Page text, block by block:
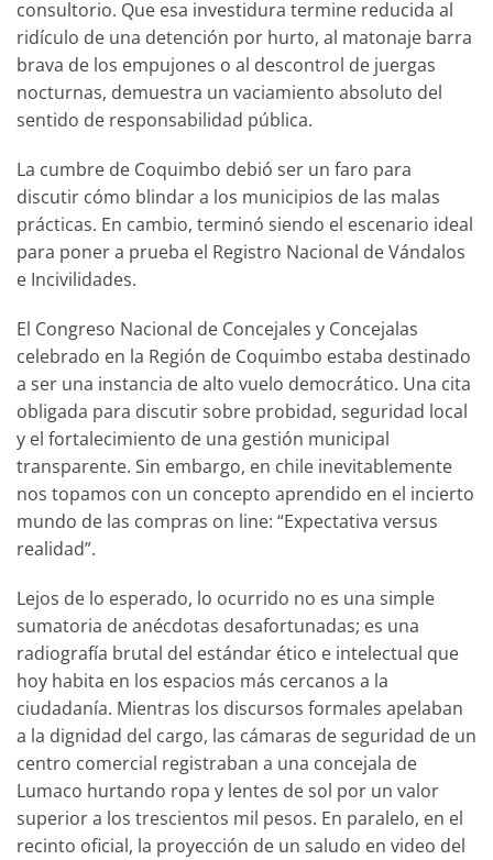
consultorio. Que esa investidura termine reducida al
ridículo de una detención por hurto, al matonaje barra
brava de los empujones o al descontrol de juergas
nocturnas, demuestra un vaciamiento absoluto del
sentido de responsabilidad pública.
La cumbre de Coquimbo debió ser un faro para
discutir cómo blindar a los municipios de las malas
prácticas. En cambio, terminó siendo el escenario ideal
para poner a prueba el Registro Nacional de Vándalos
e Incivilidades.
El Congreso Nacional de Concejales y Concejalas
celebrado en la Región de Coquimbo estaba destinado
a ser una instancia de alto vuelo democrático. Una cita
obligada para discutir sobre probidad, seguridad local
y el fortalecimiento de una gestión municipal
transparente. Sin embargo, en chile inevitablemente
nos topamos con un concepto aprendido en el incierto
mundo de las compras on line: “Expectativa versus
realidad”.
Lejos de lo esperado, lo ocurrido no es una simple
sumatoria de anécdotas desafortunadas; es una
radiografía brutal del estándar ético e intelectual que
hoy habita en los espacios más cercanos a la
ciudadanía. Mientras los discursos formales apelaban
a la dignidad del cargo, las cámaras de seguridad de un
centro comercial registraban a una concejala de
Lumaco hurtando ropa y lentes de sol por un valor
superior a los trescientos mil pesos. En paralelo, en el
recinto oficial, la proyección de un saludo en video del